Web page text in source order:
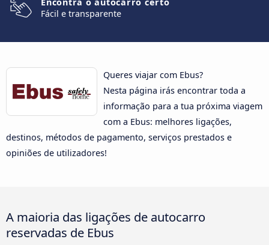
Fácil e transparente
Queres viajar com Ebus?
Nesta página irás encontrar toda a
informação para a tua próxima viagem
com a Ebus: melhores ligações,
destinos, métodos de pagamento, serviços prestados e
opiniões de utilizadores!
A maioria das ligações de autocarro
reservadas de Ebus